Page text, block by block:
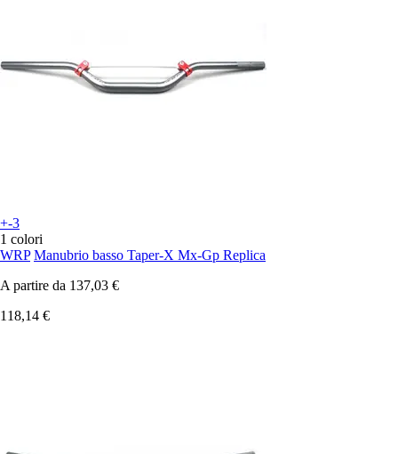
+-3
1 colori
WRP Manubrio basso Taper-X Mx-Gp Replica
A partire da 137,03 €
118,14 €